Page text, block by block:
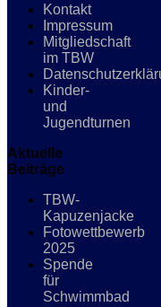
Kontakt
Impressum
Mitgliedschaft
im TBW
Kinder-
und
Jugendturnen
Aktuelle
Beiträge
TBW-
Kapuzenjacke
Fotowettbewerb
2025
Spende
für
Schwimmbad